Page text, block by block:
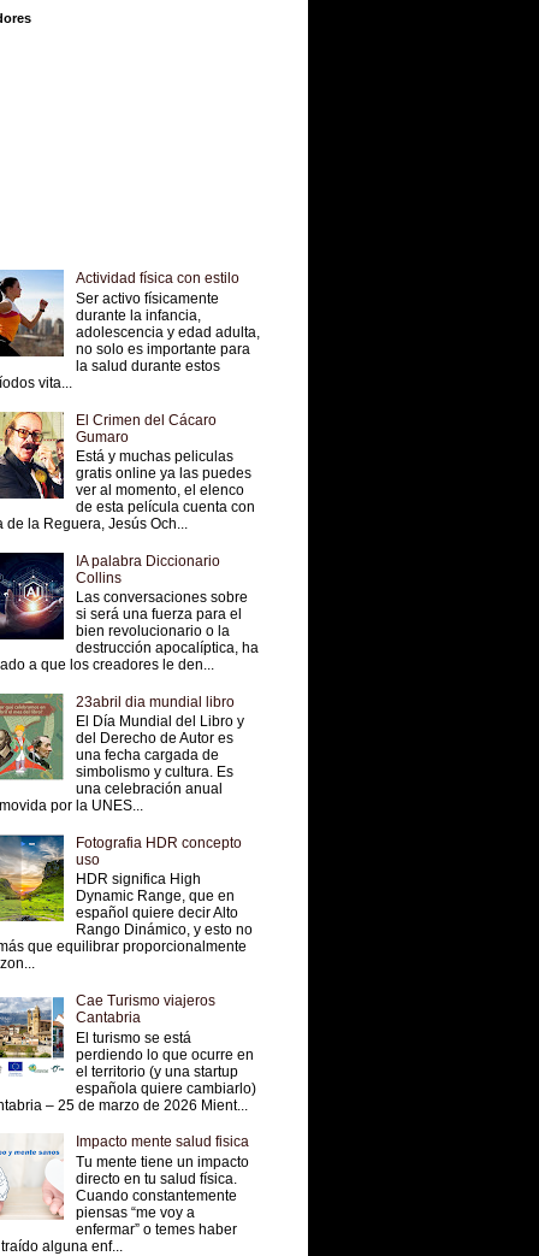
Actividad física con estilo
Ser activo físicamente
durante la infancia,
adolescencia y edad adulta,
no solo es importante para
la salud durante estos
vita...
El Crimen del Cácaro
Gumaro
Está y muchas peliculas
gratis online ya las puedes
ver al momento, el elenco
de esta película cuenta con
de la Reguera, Jesús Och...
IA palabra Diccionario
Collins
Las conversaciones sobre
si será una fuerza para el
bien revolucionario o la
destrucción apocalíptica, ha
a que los creadores le den...
23abril dia mundial libro
El Día Mundial del Libro y
del Derecho de Autor es
una fecha cargada de
simbolismo y cultura. Es
una celebración anual
por la UNES...
Fotografia HDR concepto
uso
HDR significa High
Dynamic Range, que en
español quiere decir Alto
Rango Dinámico, y esto no
que equilibrar proporcionalmente
Cae Turismo viajeros
Cantabria
El turismo se está
perdiendo lo que ocurre en
el territorio (y una startup
española quiere cambiarlo)
– 25 de marzo de 2026 Mient...
Impacto mente salud fisica
Tu mente tiene un impacto
directo en tu salud física.
Cuando constantemente
piensas “me voy a
enfermar” o temes haber
alguna enf...